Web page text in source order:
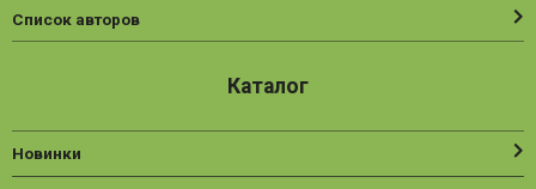
Список авторов
Каталог
Новинки